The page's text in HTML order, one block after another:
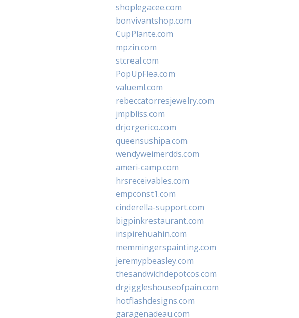
shoplegacee.com
bonvivantshop.com
CupPlante.com
mpzin.com
stcreal.com
PopUpFlea.com
valueml.com
rebeccatorresjewelry.com
jmpbliss.com
drjorgerico.com
queensushipa.com
wendyweimerdds.com
ameri-camp.com
hrsreceivables.com
empconst1.com
cinderella-support.com
bigpinkrestaurant.com
inspirehuahin.com
memmingerspainting.com
jeremypbeasley.com
thesandwichdepotcos.com
drgiggleshouseofpain.com
hotflashdesigns.com
garagenadeau.com